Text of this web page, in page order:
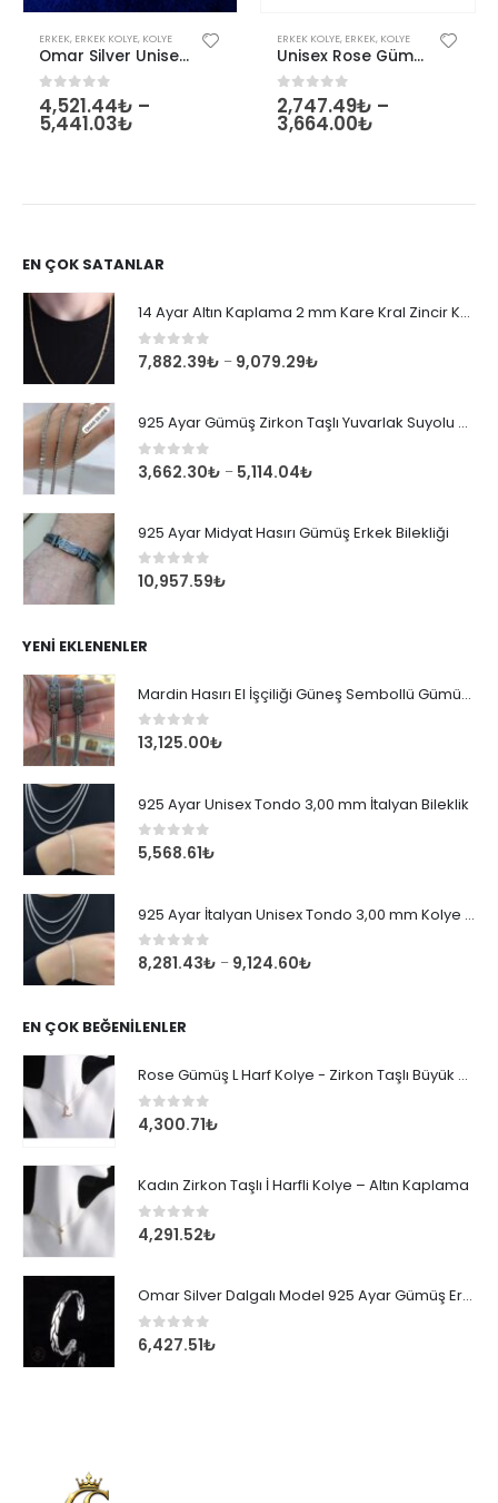
Bu ürünün birden fazla varyasyonu var. Seçenekler ürün sayfasından seçilebilir
ERKEK, ERKEK KOLYE, KOLYE
Omar Silver Unisex Top 2,5 MM Kolye Zincir Gümüş
0out of 5
4,521.44₺ –
5,441.03₺
ERKEK KOLYE, ERKEK, KOLYE
Unisex Rose Gümüş Top Tırnak Zincir Kolye
0 out of 5
2,747.49₺ –
3,664.00₺
EN ÇOK SATANLAR
14 Ayar Altın Kaplama 2 mm Kare Kral Zincir Kolye
0 out of 5
7,882.39₺ – 9,079.29₺
925 Ayar Gümüş Zirkon Taşlı Yuvarlak Suyolu Bileklik
0 out of 5
3,662.30₺ – 5,114.04₺
925 Ayar Midyat Hasırı Gümüş Erkek Bilekliği
0out of 5
10,957.59₺
YENI EKLENENLER
Mardin Hasırı El İşçiliği Güneş Sembollü Gümüş Erkek Bileklik
0out of 5
13,125.00₺
925 Ayar Unisex Tondo 3,00 mm İtalyan Bileklik
0 out of 5
5,568.61₺
925 Ayar İtalyan Unisex Tondo 3,00 mm Kolye Zincir
0 out of 5
8,281.43₺ – 9,124.60₺
EN ÇOK BEĞENILENLER
Rose Gümüş L Harf Kolye - Zirkon Taşlı Büyük Boy Kadın Kolyesi
0 out of 5
4,300.71₺
Kadın Zirkon Taşlı İ Harfli Kolye – Altın Kaplama
0 out of 5
4,291.52₺
Omar Silver Dalgalı Model 925 Ayar Gümüş Erkek Bileklik
0 out of 5
6,427.51₺